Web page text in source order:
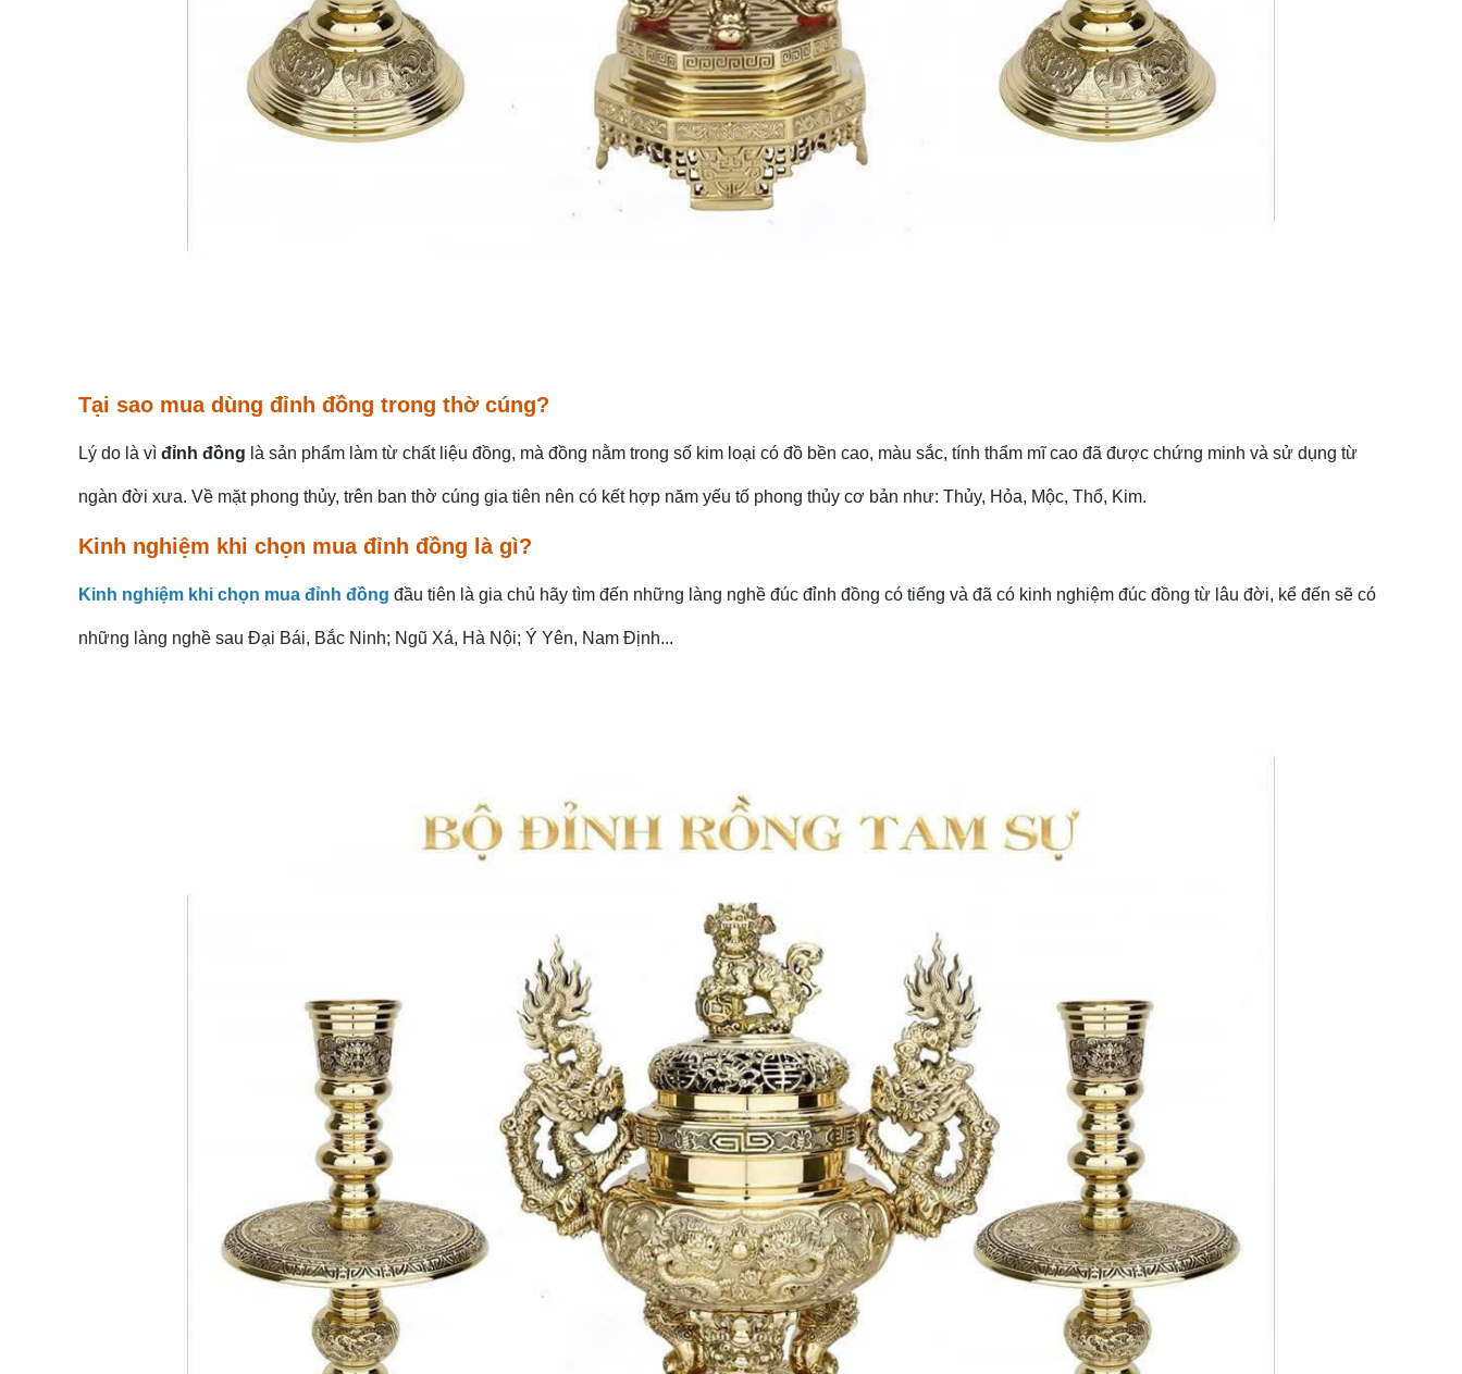
Tại sao mua dùng đỉnh đồng trong thờ cúng?
Lý do là vì đỉnh đồng là sản phẩm làm từ chất liệu đồng, mà đồng nằm trong số kim loại có đồ bền cao, màu sắc, tính thẩm mĩ cao đã được chứng minh và sử dụng từ
ngàn đời xưa. Về mặt phong thủy, trên ban thờ cúng gia tiên nên có kết hợp năm yếu tố phong thủy cơ bản như: Thủy, Hỏa, Mộc, Thổ, Kim.
Kinh nghiệm khi chọn mua đỉnh đồng là gì?
Kinh nghiệm khi chọn mua đỉnh đồng đầu tiên là gia chủ hãy tìm đến những làng nghề đúc đỉnh đồng có tiếng và đã có kinh nghiệm đúc đồng từ lâu đời, kể đến sẽ có
những làng nghề sau Đại Bái, Bắc Ninh; Ngũ Xá, Hà Nội; Ý Yên, Nam Định...